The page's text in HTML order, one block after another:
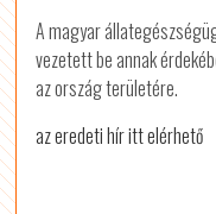
A magyar
vezetett be annak
az ország területére.
az eredeti hír itt elérhető